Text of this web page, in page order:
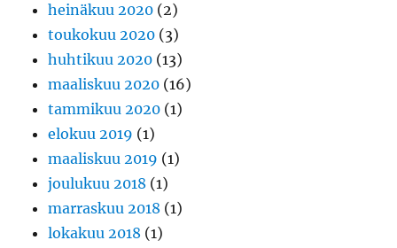
heinäkuu 2020 (2)
toukokuu 2020 (3)
huhtikuu 2020 (13)
maaliskuu 2020 (16)
tammikuu 2020 (1)
elokuu 2019 (1)
maaliskuu 2019 (1)
joulukuu 2018 (1)
marraskuu 2018 (1)
lokakuu 2018 (1)